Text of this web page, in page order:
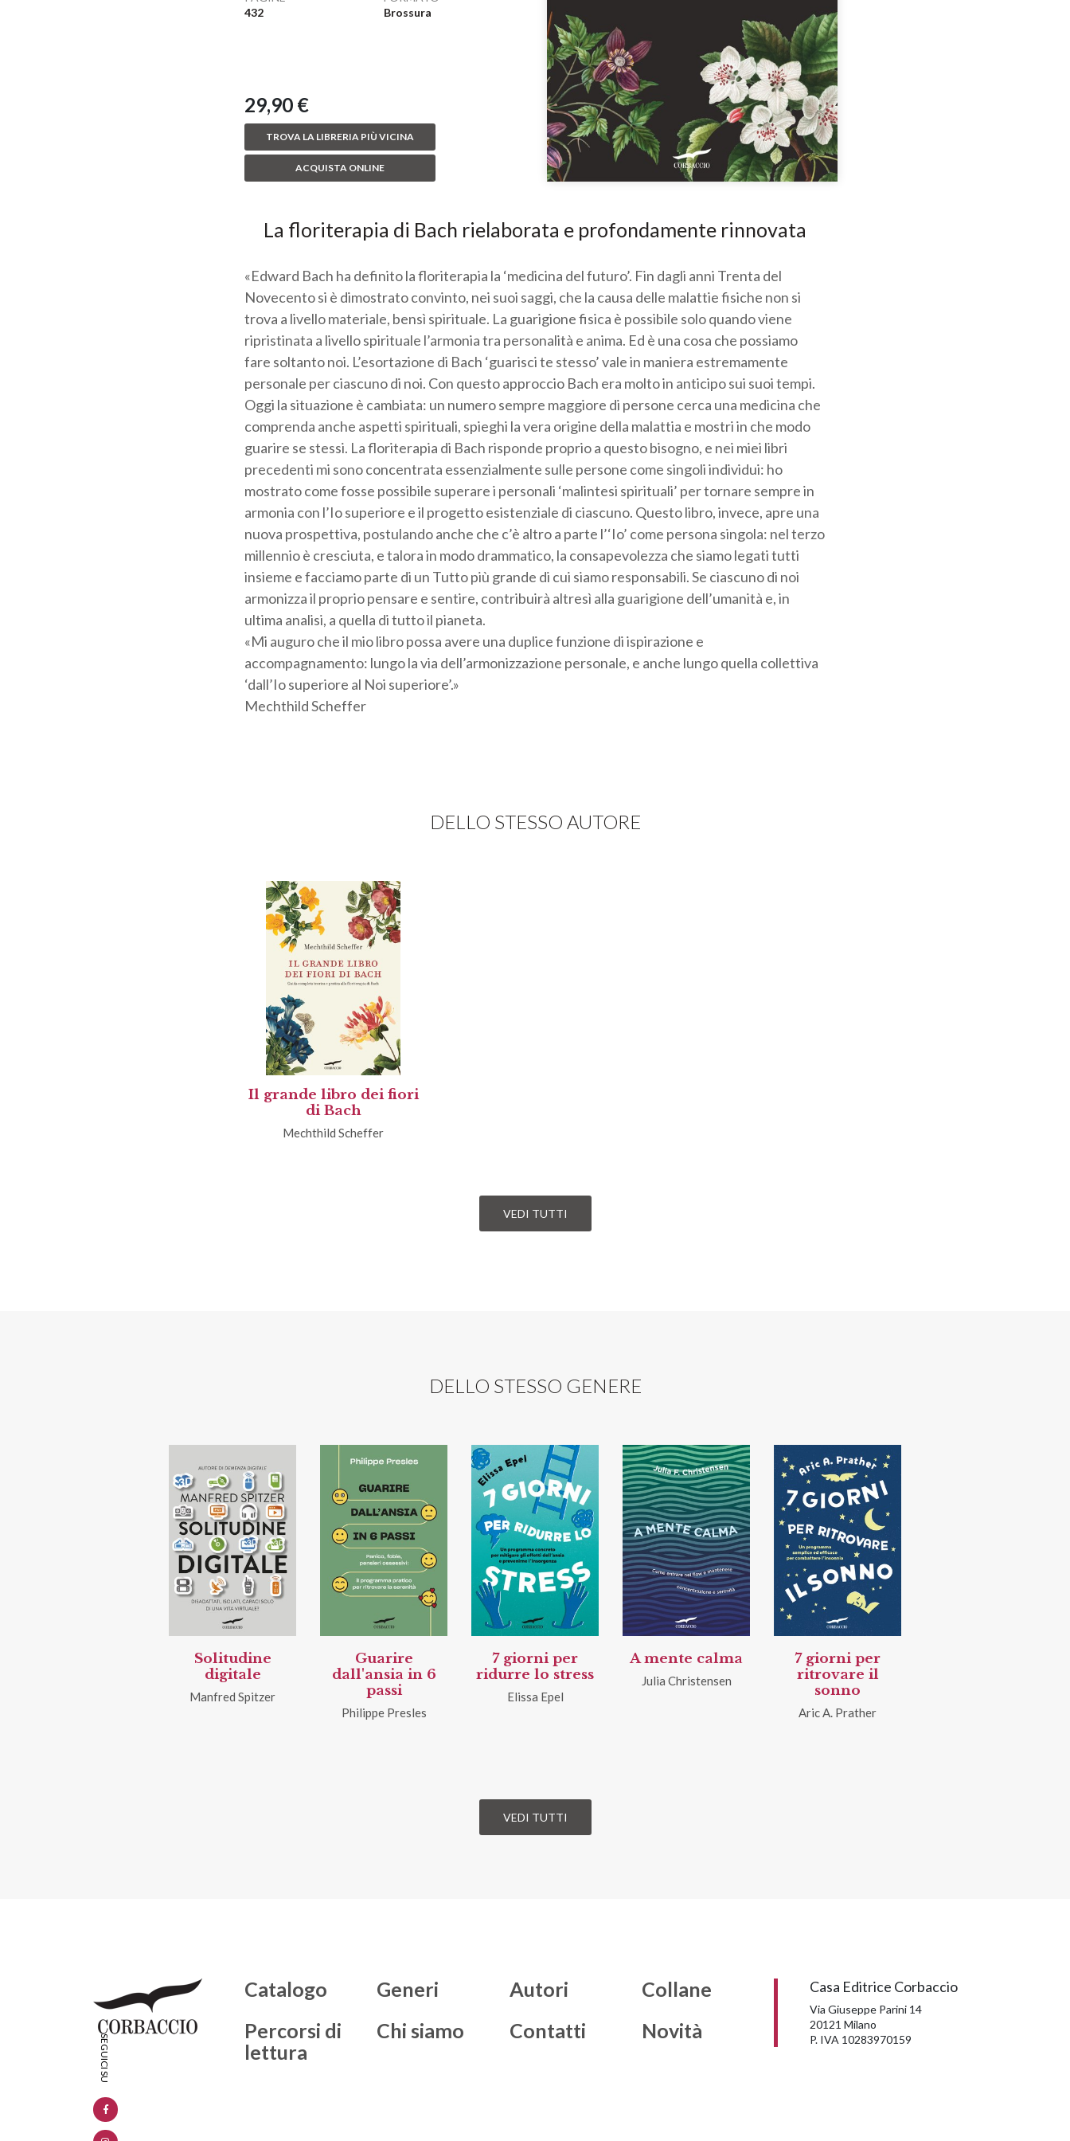
432
Brossura
29,90 €
TROVA LA LIBRERIA PIÙ VICINA
ACQUISTA ONLINE
La floriterapia di Bach rielaborata e profondamente rinnovata
«Edward Bach ha definito la floriterapia la ‘medicina del futuro’. Fin dagli anni Trenta del
Novecento si è dimostrato convinto, nei suoi saggi, che la causa delle malattie fisiche non si
trova a livello materiale, bensì spirituale. La guarigione fisica è possibile solo quando viene
ripristinata a livello spirituale l’armonia tra personalità e anima. Ed è una cosa che possiamo
fare soltanto noi. L’esortazione di Bach ‘guarisci te stesso’ vale in maniera estremamente
personale per ciascuno di noi. Con questo approccio Bach era molto in anticipo sui suoi tempi.
Oggi la situazione è cambiata: un numero sempre maggiore di persone cerca una medicina che
comprenda anche aspetti spirituali, spieghi la vera origine della malattia e mostri in che modo
guarire se stessi. La floriterapia di Bach risponde proprio a questo bisogno, e nei miei libri
precedenti mi sono concentrata essenzialmente sulle persone come singoli individui: ho
mostrato come fosse possibile superare i personali ‘malintesi spirituali’ per tornare sempre in
armonia con l’Io superiore e il progetto esistenziale di ciascuno. Questo libro, invece, apre una
nuova prospettiva, postulando anche che c’è altro a parte l’‘Io’ come persona singola: nel terzo
millennio è cresciuta, e talora in modo drammatico, la consapevolezza che siamo legati tutti
insieme e facciamo parte di un Tutto più grande di cui siamo responsabili. Se ciascuno di noi
armonizza il proprio pensare e sentire, contribuirà altresì alla guarigione dell’umanità e, in
ultima analisi, a quella di tutto il pianeta.
«Mi auguro che il mio libro possa avere una duplice funzione di ispirazione e
accompagnamento: lungo la via dell’armonizzazione personale, e anche lungo quella collettiva
‘dall’Io superiore al Noi superiore’.»
Mechthild Scheffer
DELLO STESSO AUTORE
Il grande libro dei fiori
di Bach
Mechthild Scheffer
VEDI TUTTI
DELLO STESSO GENERE
Solitudine
digitale
Manfred Spitzer
Guarire
dall'ansia in 6
passi
Philippe Presles
7 giorni per
ridurre lo stress
Elissa Epel
A mente calma
Julia Christensen
7 giorni per
ritrovare il
sonno
Aric A. Prather
VEDI TUTTI
Catalogo
Percorsi di
lettura
Generi
Chi siamo
Autori
Contatti
Collane
Novità
Casa Editrice Corbaccio
Via Giuseppe Parini 14
20121 Milano
P. IVA 10283970159